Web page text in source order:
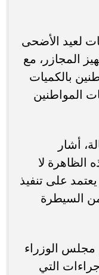
لعيد الأضحى
المجازر، مع
بالكميات
المواطنين
أشار
الظاهرة لا
على تنفيذ
السيطرة
الوزراء
التي